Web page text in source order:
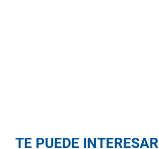
TE PUEDE INTERESAR